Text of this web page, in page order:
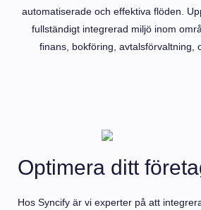
automatiserade och effektiva flöden.
fullständigt integrerad miljö inom
finans, bokföring, avtalsförvaltning,
Optimera ditt
Hos Syncify är vi experter på att